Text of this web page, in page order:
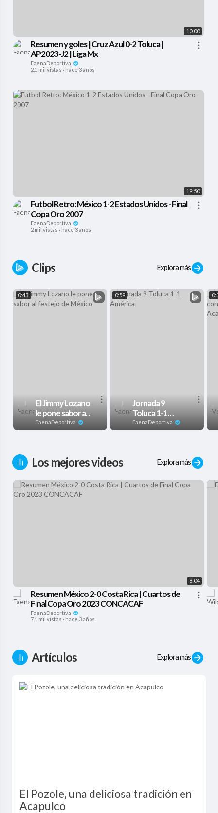
10:00
Resumen y goles | Cruz Azul 0-2 Toluca |
AP2023-J2 | Liga Mx
FaenaDeportiva
2.1 mil vistas · hace 3 años
19:50
Futbol Retro: México 1-2 Estados Unidos - Final
Copa Oro 2007
FaenaDeportiva
2 mil vistas · hace 3 años
Clips Explora más
0:43
El Jimmy Lozano
le pone sabor al
festejo de
México
FaenaDeportiva
0:59
Jornada 9
Toluca 1-1
América
FaenaDeportiva
Los mejores videos Explora más
8:04
Resumen México 2-0 Costa Rica | Cuartos de
Final Copa Oro 2023 CONCACAF
FaenaDeportiva
7.1 mil vistas · hace 3 años
Artículos Explora más
El Pozole, una deliciosa tradición en
Acapulco